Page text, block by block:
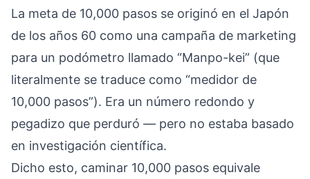
La meta de 10,000 pasos se originó en el Japón
de los años 60 como una campaña de marketing
para un podómetro llamado “Manpo-kei” (que
literalmente se traduce como “medidor de
10,000 pasos”). Era un número redondo y
pegadizo que perduró — pero no estaba basado
en investigación científica.
Dicho esto, caminar 10,000 pasos equivale